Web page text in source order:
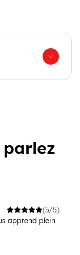
(5/5)
apprend plein